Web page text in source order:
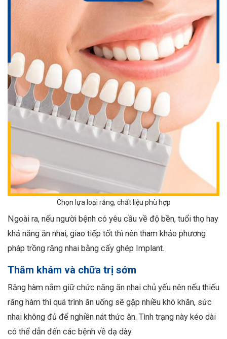
Chọn lựa loại răng, chất liệu phù hợp
Ngoài ra, nếu người bệnh có yêu cầu về độ bền, tuổi thọ hay
khả năng ăn nhai, giao tiếp tốt thì nên tham khảo phương
pháp trồng răng nhai bằng cấy ghép Implant.
Thăm khám và chữa trị sớm
Răng hàm nắm giữ chức năng ăn nhai chủ yếu nên nếu thiếu
răng hàm thì quá trình ăn uống sẽ gặp nhiều khó khăn, sức
nhai không đủ để nghiền nát thức ăn. Tình trạng này kéo dài
có thể dẫn đến các bệnh về dạ dày.